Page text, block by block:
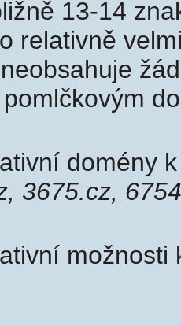
13-14
relativně
domény
3675.cz,
možnosti